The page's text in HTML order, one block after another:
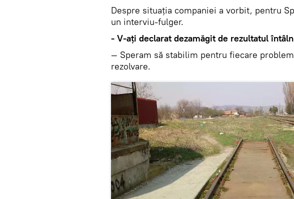
Despre situaţia companiei a vorbit, pentru
un interviu-fulger.
- V-aţi declarat dezamăgit de rezultatul
— Speram să stabilim pentru fiecare
rezolvare.